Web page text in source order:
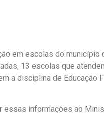
em escolas do
13 escolas que
a disciplina de
essas informações ao